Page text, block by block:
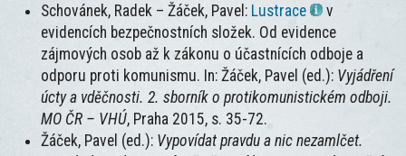
Schovánek, Radek – Žáček, Pavel: Lustrace
v
evidencích bezpečnostních složek. Od evidence
zájmových osob až k zákonu o účastnících odboje a
odporu proti komunismu. In: Žáček, Pavel (ed.): Vyjádření
úcty a vděčnosti. 2. sborník o protikomunistickém odboji.
MO ČR – VHÚ, Praha 2015, s. 35-72.
Žáček, Pavel (ed.): Vypovídat pravdu a nic nezamlčet.